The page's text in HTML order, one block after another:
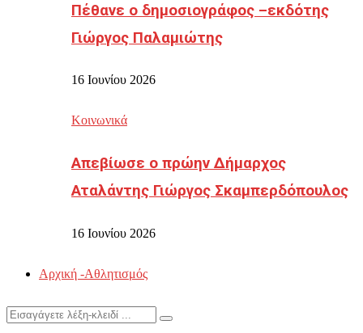
Πέθανε ο δημοσιογράφος –εκδότης
Γιώργος Παλαμιώτης
16 Ιουνίου 2026
Κοινωνικά
Απεβίωσε ο πρώην Δήμαρχος
Αταλάντης Γιώργος Σκαμπερδόπουλος
16 Ιουνίου 2026
Αρχική -Αθλητισμός
Search
Search